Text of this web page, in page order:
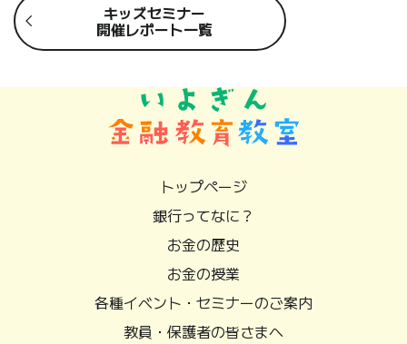
キッズセミナー
開催レポート一覧
トップページ
銀行ってなに？
お金の歴史
お金の授業
各種イベント・セミナーのご案内
教員・保護者の皆さまへ